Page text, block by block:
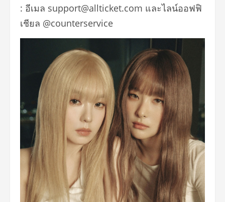
: อีเมล support@allticket.com และไลน์ออฟฟิ
เชียล @counterservice